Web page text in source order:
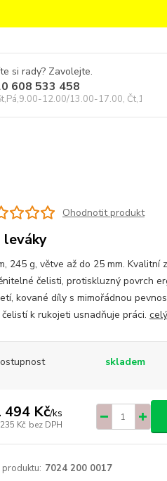
si rady? Zavolejte.
608 533 458
12.00/13.00-17.00,
Ohodnotit produkt
leváky
245 g, větve až do 25 mm. Kvalitní
čelisti, protiskluzný povrch
kované díly s mimořádnou
k rukojeti usnadňuje práci.
skladem
494 Kč/ks
Kč bez DPH
7024 200 0017